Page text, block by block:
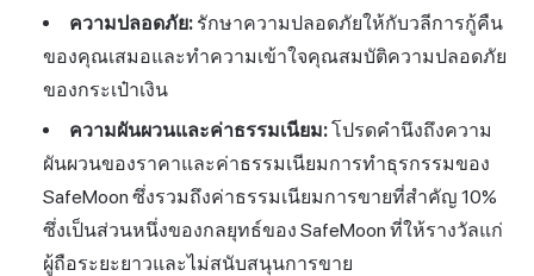
ความปลอดภัย: รักษาความปลอดภัยให้กับวลีการกู้คืน
ของคุณเสมอและทำความเข้าใจคุณสมบัติความปลอดภัย
ของกระเป๋าเงิน
ความผันผวนและค่าธรรมเนียม:โปรดคำนึงถึงความ
ผันผวนของราคาและค่าธรรมเนียมการทำธุรกรรมของ
SafeMoon ซึ่งรวมถึงค่าธรรมเนียมการขายที่สำคัญ 10%
ซึ่งเป็นส่วนหนึ่งของกลยุทธ์ของ SafeMoon ที่ให้รางวัลแก่
ผู้ถือระยะยาวและไม่สนับสนุนการขาย